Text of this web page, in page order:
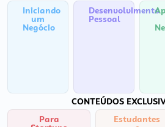
Iniciando
um
Negócio
Desenvolvimento
Pessoal
CONTEÚDOS
Para
Estudantes